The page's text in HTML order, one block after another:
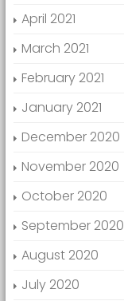
April 2021
March 2021
February 2021
January 2021
December 2020
November 2020
October 2020
September 2020
August 2020
July 2020